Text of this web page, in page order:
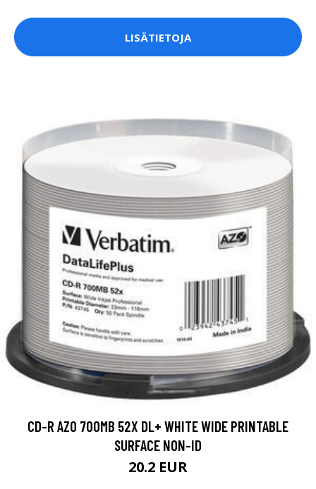
LISÄTIETOJA
CD-R AZO 700MB 52X DL+ WHITE WIDE PRINTABLE
SURFACE NON-ID
20.2 EUR